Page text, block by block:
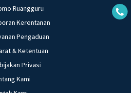
Ruangguru
Kerentanan
Pengaduan
& Ketentuan
Privasi
Kami